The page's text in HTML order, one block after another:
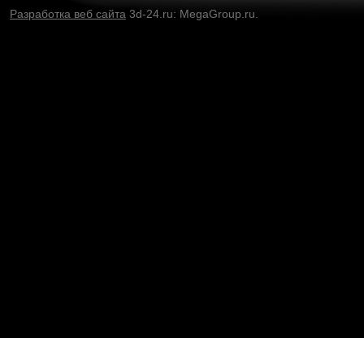
Разработка веб сайта 3d-24.ru: MegaGroup.ru.